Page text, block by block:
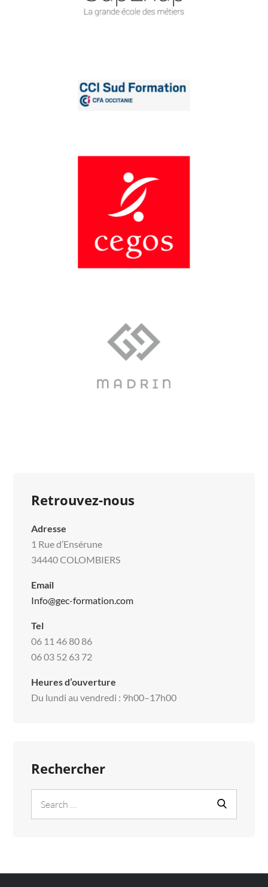
Retrouvez-nous
Adresse
1 Rue d’Ensérune
34440 COLOMBIERS
Email
Info@gec-formation.com
Tel
06 11 46 80 86
06 03 52 63 72
Heures d’ouverture
Du lundi au vendredi : 9h00–17h00
Rechercher